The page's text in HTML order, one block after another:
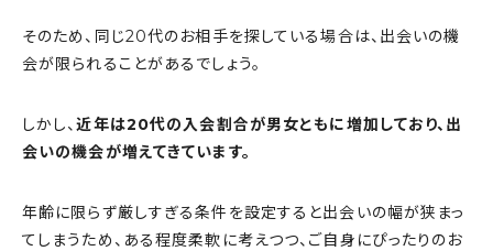
そのため、同じ20代のお相手を探している場合は、出会いの機
会が限られることがあるでしょう。
しかし、近年は20代の入会割合が男女ともに増加しており、出
会いの機会が増えてきています。
年齢に限らず厳しすぎる条件を設定すると出会いの幅が狭まっ
てしまうため、ある程度柔軟に考えつつ、ご自身にぴったりのお